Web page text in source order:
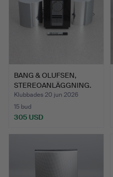
BANG & OLUFSEN,
STEREOANLÄGGNING.
Beosound…
Klubbades 20 jun 2026
15 bud
305 USD